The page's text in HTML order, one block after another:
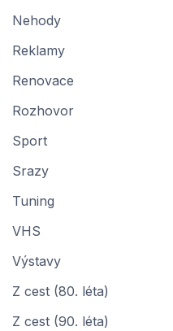
Nehody
Reklamy
Renovace
Rozhovor
Sport
Srazy
Tuning
VHS
Výstavy
Z cest (80. léta)
Z cest (90. léta)